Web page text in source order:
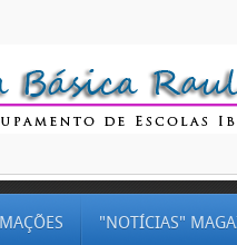
"NOTÍCIAS"